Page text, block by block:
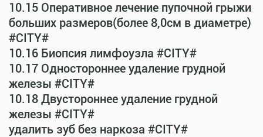
10.15 Оперативное лечение пупочной грыжи
больших размеров(более 8,0см в диаметре)
#CITY#
10.16 Биопсия лимфоузла #CITY#
10.17 Одностороннее удаление грудной
железы #CITY#
10.18 Двустороннее удаление грудной
железы #CITY#
удалить зуб без наркоза #CITY#